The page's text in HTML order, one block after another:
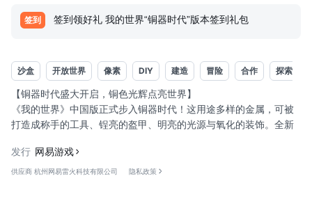
签到 签到领好礼 我的世界“铜器时代”版本签到礼包
沙盒 开放世界 像素 DIY 建造 冒险 合作 探索
【铜器时代盛大开启，铜色光辉点亮世界】
《我的世界》中国版正式步入铜器时代！这用途多样的金属，可被
打造成称手的工具、锃亮的盔甲、明亮的光源与氧化的装饰。全新
伙伴陪伴左右，还有铜傀儡像、铜粒、展示架等丰富内容等待冒险
家探索。以每一抹铜色装点你的方块世界，尽情展现独属于你的风
发行 网易游戏
供应商 杭州网易雷火科技有限公司 隐私政策